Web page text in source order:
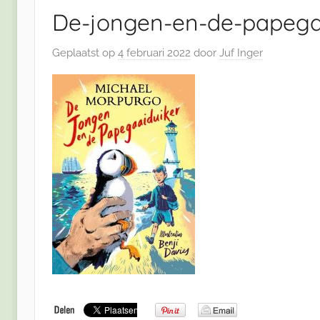
De-jongen-en-de-
Geplaatst op 4 februari 2022 door Juf Inger